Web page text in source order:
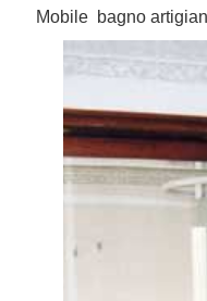
Mobile bagno